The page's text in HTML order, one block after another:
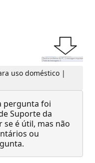
uso doméstico |
pergunta foi
Suporte da
se é útil, mas não
ou